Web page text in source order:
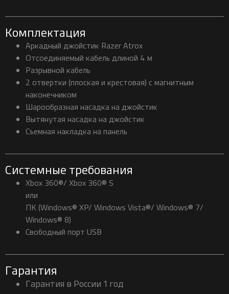
Комплектация
Аркадный джойстик Razer Atrox
Отсоединяемый кабель длиной 4 м
Разрывной кабель
2 отвертки (плоская и крестовая) с магнитным
наконечником
Шарообразная насадка на джойстик
Вытянутая насадка на джойстик
Съемная накладка на панель
Системные требования
Xbox 360®/ Xbox 360® S
или
ПК (Windows® XP/ Windows Vista®/ Windows® 7/
Windows® 8)
Свободный порт USB
Гарантия
Гарантия в России 1 год